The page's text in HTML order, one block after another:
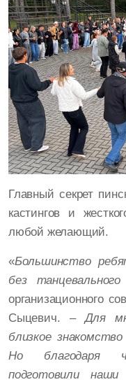
Главный секрет
кастингов и
любой желающий.
«Большинство
без
организационного
Сыцевич. –Для
близкое
Но благодаря
подготовили